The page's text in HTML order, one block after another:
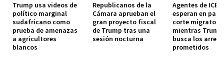
Trump usa videos de
político marginal
sudafricano como
prueba de amenazas
a agricultores
blancos
Republicanos de la
Cámara aprueban el
gran proyecto fiscal
de Trump tras una
sesión nocturna
Agentes de ICE
esperan en
corte migratoria
mientras Trump
busca los
prometidos